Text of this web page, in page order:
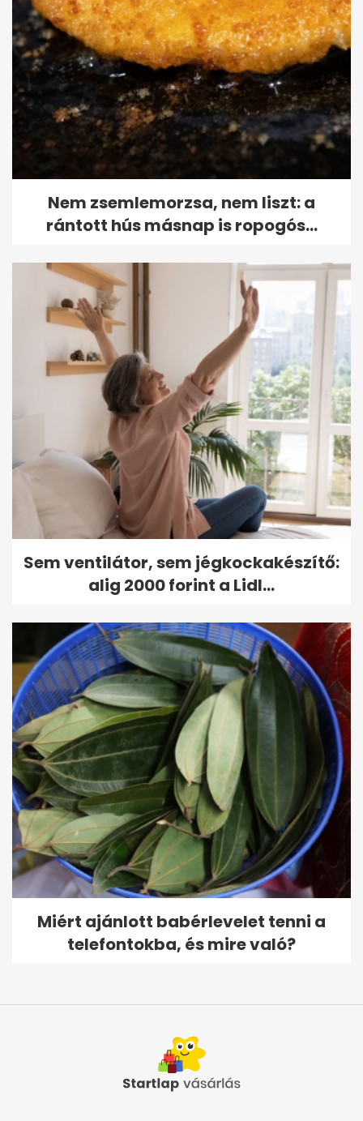
Nem zsemlemorzsa, nem liszt: a
rántott hús másnap is ropogós...
Sem ventilátor, sem jégkockakészítő:
alig 2000 forint a Lidl...
Miért ajánlott babérlevelet tenni a
telefontokba, és mire való?